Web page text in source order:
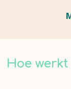
Hoe